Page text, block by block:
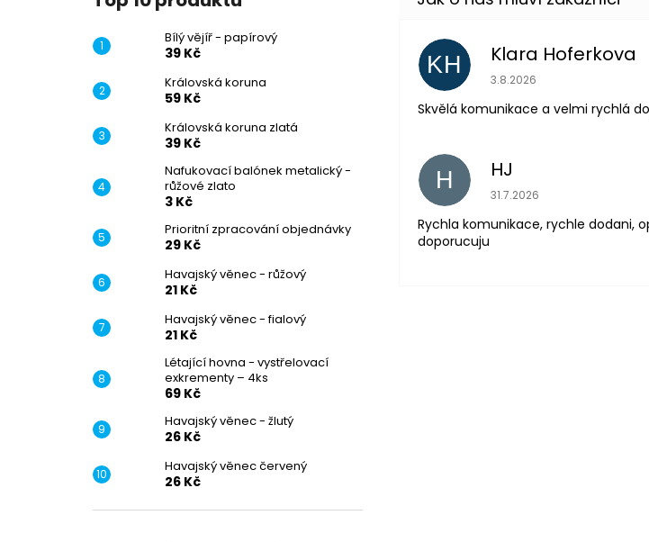
Bílý vějíř - papírový
39 Kč
Královská koruna
59 Kč
Královská koruna zlatá
39 Kč
Nafukovací balónek metalický -
růžové zlato
3 Kč
Prioritní zpracování objednávky
29 Kč
Havajský věnec - růžový
21 Kč
Havajský věnec - fialový
21 Kč
Létající hovna - vystřelovací
exkrementy – 4ks
69 Kč
Havajský věnec - žlutý
26 Kč
Havajský věnec červený
26 Kč
KH Klara Hoferkova
Hodnocení obchodu je 5
3.8.2026
Skvělá komunikace a velmi rychlá
H HJ
Hodnocení obchodu je 5
31.7.2026
Rychla komunikace, rychle dodani,
doporucuju